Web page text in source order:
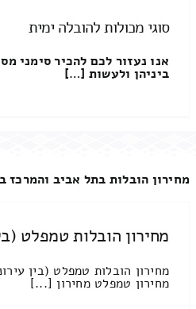
סוגי מכולות להובלה ימית
אנו נעזור לכם להכיר סימני
ביניהן ולעשות […]
מחירון הובלות בתל אביב והמרכז
מחירון הובלות טמפלט
מחירון הובלות טמפלט (בין
מחירון טמפלט מחירון [...]